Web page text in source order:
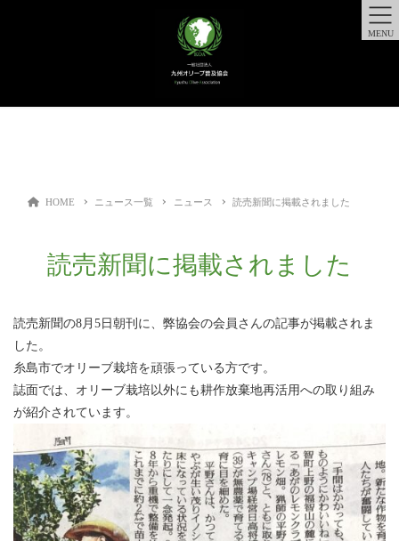
HOME ニュース一覧 ニュース 読売新聞に掲載されました
読売新聞に掲載されました
読売新聞の8月5日朝刊に、弊協会の会員さんの記事が掲載されま
した。
糸島市でオリーブ栽培を頑張っている方です。
誌面では、オリーブ栽培以外にも耕作放棄地再活用への取り組み
が紹介されています。
MENU